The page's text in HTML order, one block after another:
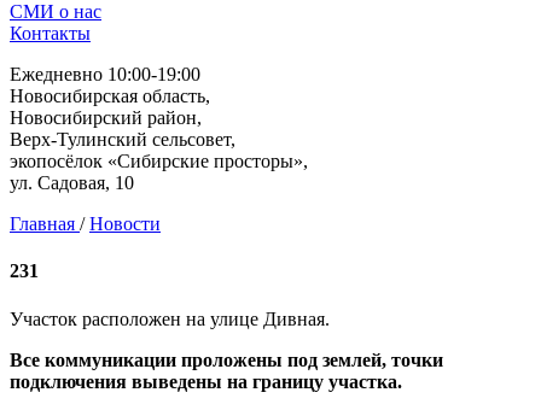
СМИ о нас
Контакты
Ежедневно 10:00-19:00
Новосибирская область,
Новосибирский район,
Верх-Тулинский сельсовет,
экопосёлок «Сибирские просторы»,
ул. Садовая, 10
Главная / Новости
231
Участок расположен на улице Дивная.
Все коммуникации проложены под землей, точки
подключения выведены на границу участка.